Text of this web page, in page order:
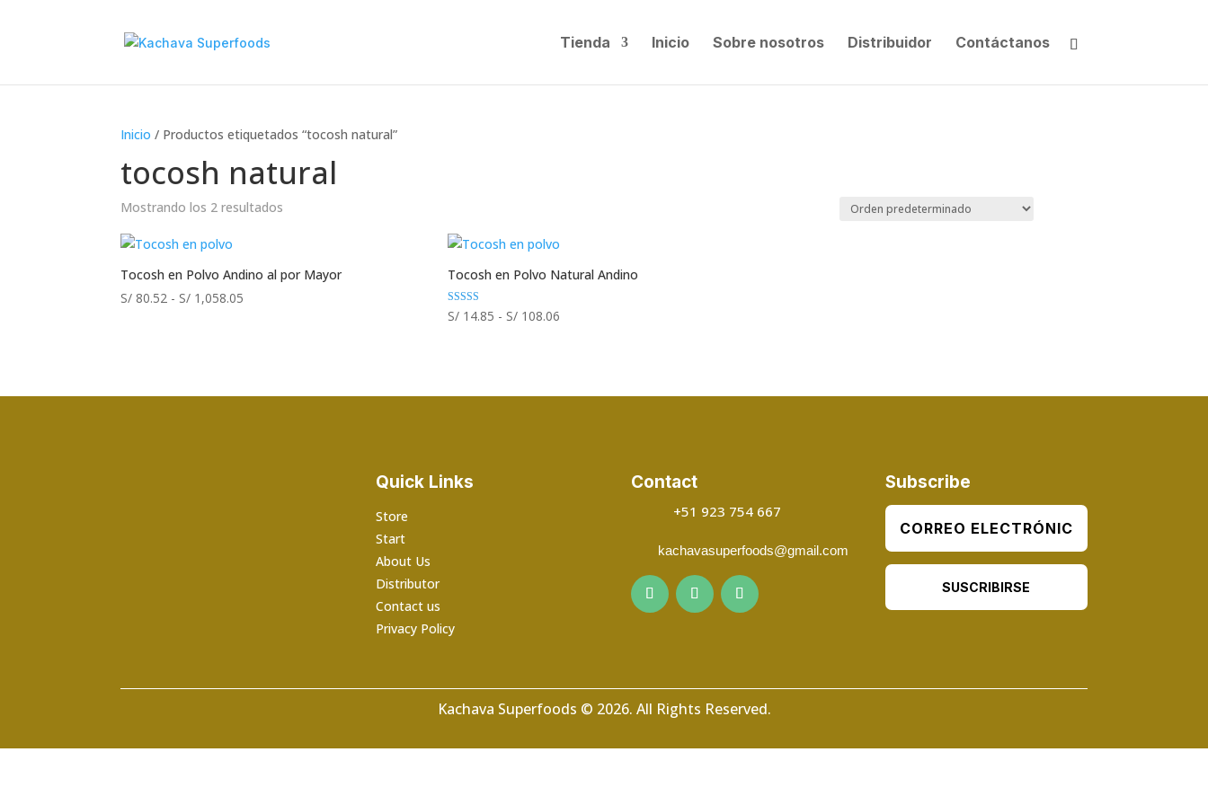
Tienda Inicio Sobre nosotros Distribuidor Contáctanos
Inicio / Productos etiquetados “tocosh natural”
tocosh natural
Mostrando los 2 resultados
Tocosh en Polvo Andino al por Mayor
S/ 80.52 - S/ 1,058.05
hasta
Tocosh en Polvo Natural Andino
Valorado con
5.00
S/ 14.85 - S/ 108.06
S/ 14.85
Quick Links
Store
Start
About Us
Distributor
Contact us
Privacy Policy
Contact
+51 923 754 667
kachavasuperfoods@gmail.com
Subscribe
SUSCRIBIRSE
Kachava Superfoods © 2026. All Rights Reserved.